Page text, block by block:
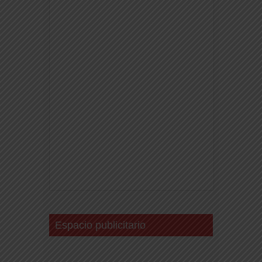
Espacio publicitario